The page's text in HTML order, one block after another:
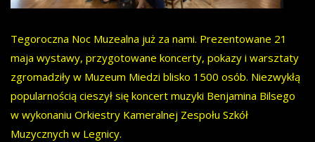
Tegoroczna Noc Muzealna już za nami. Prezentowane 21
maja wystawy, przygotowane koncerty, pokazy i warsztaty
zgromadziły w Muzeum Miedzi blisko 1500 osób. Niezwykłą
popularnością cieszył się koncert muzyki Benjamina Bilsego
w wykonaniu Orkiestry Kameralnej Zespołu Szkół
Muzycznych w Legnicy.